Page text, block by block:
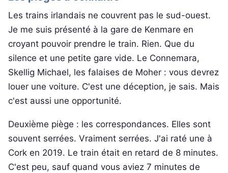
Les trains irlandais ne couvrent pas le sud-ouest.
Je me suis présenté à la gare de Kenmare en
croyant pouvoir prendre le train. Rien. Que du
silence et une petite gare vide. Le Connemara,
Skellig Michael, les falaises de Moher : vous devrez
louer une voiture. C'est une déception, je sais. Mais
c'est aussi une opportunité.
Deuxième piège : les correspondances. Elles sont
souvent serrées. Vraiment serrées. J'ai raté une à
Cork en 2019. Le train était en retard de 8 minutes.
C'est peu, sauf quand vous aviez 7 minutes de